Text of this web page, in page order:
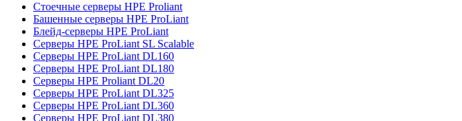
Стоечные серверы HPE Proliant
Башенные серверы HPE ProLiant
Блейд-серверы HPE ProLiant
Серверы HPE ProLiant SL Scalable
Серверы HPE ProLiant DL160
Серверы HPE ProLiant DL180
Серверы HPE Proliant DL20
Серверы HPE ProLiant DL325
Серверы HPE ProLiant DL360
Серверы HPE ProLiant DL380